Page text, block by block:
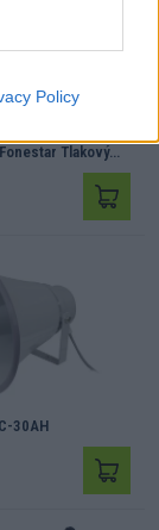
Policy
Tlakový…
30AH